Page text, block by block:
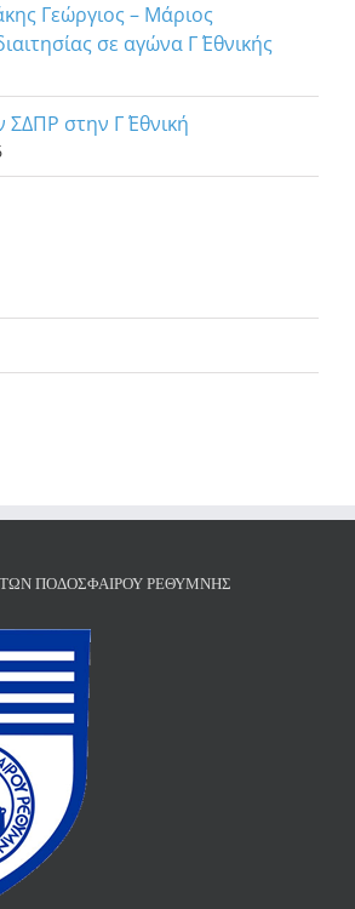
Γεώργιος – Μάριος
σε αγώνα Γ΄ Εθνικής
στην Γ΄ Εθνική
ΠΟΔΟΣΦΑΊΡΟΥ ΡΕΘΎΜΝΗΣ